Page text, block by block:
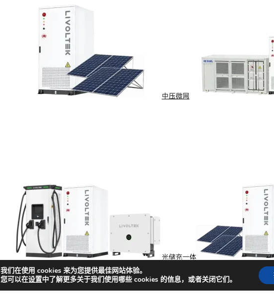
中压微网
光储充一体
化储能
快捷入口
我们在使用 cookies 来为您提供最佳网站体验。
您可以在设置中了解更多关于我们使用哪些 cookies 的信息，或者关闭它们。